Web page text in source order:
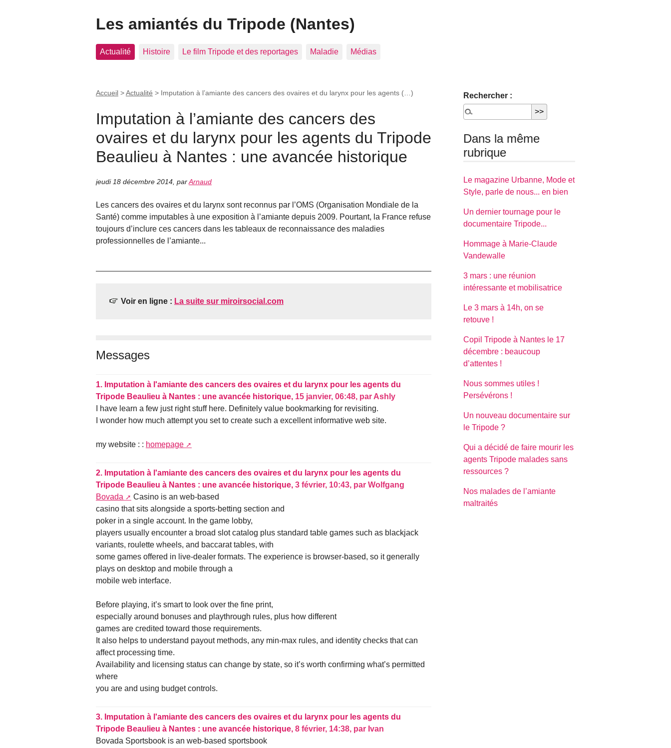
Les amiantés du Tripode (Nantes)
Actualité Histoire Le film Tripode et des reportages Maladie Médias
Accueil >Actualité > Imputation à l’amiante des cancers des ovaires et du larynx pour les agents (…)
Imputation à l’amiante des cancers des
ovaires et du larynx pour les agents du Tripode
Beaulieu à Nantes : une avancée historique
jeudi 18 décembre 2014 parArnaud
Les cancers des ovaires et du larynx sont reconnus par l’OMS (Organisation Mondiale de la
Santé) comme imputables à une exposition à l’amiante depuis 2009. Pourtant, la France refuse
toujours d’inclure ces cancers dans les tableaux de reconnaissance des maladies
professionnelles de l’amiante...
Voir en ligne : La suite sur miroirsocial.com
Messages
1. Imputation à l'amiante des cancers des ovaires et du larynx pour les agents du
Tripode Beaulieu à Nantes : une avancée historique, 15 janvier, 06:48, par Ashly
I have learn a few just right stuff here. Definitely value bookmarking for revisiting.
I wonder how much attempt you set to create such a excellent informative web site.
my website : : homepage
2. Imputation à l'amiante des cancers des ovaires et du larynx pour les agents du
Tripode Beaulieu à Nantes : une avancée historique, 3 février, 10:43, par Wolfgang
Bovada
Casino is an web-based
casino that sits alongside a sports-betting section and
poker in a single account. In the game lobby,
players usually encounter a broad slot catalog plus standard table games such as blackjack
variants, roulette wheels, and baccarat tables, with
some games offered in live-dealer formats. The experience is browser-based, so it generally
plays on desktop and mobile through a
mobile web interface.
Before playing, it’s smart to look over the fine print,
especially around bonuses and playthrough rules, plus how different
games are credited toward those requirements.
It also helps to understand payout methods, any min-max rules, and identity checks that can
affect processing time.
Availability and licensing status can change by state, so it’s worth confirming what’s permitted
where
you are and using budget controls.
3. Imputation à l'amiante des cancers des ovaires et du larynx pour les agents du
Tripode Beaulieu à Nantes : une avancée historique, 8 février, 14:38, par Ivan
Bovada Sportsbook is an web-based sportsbook
Rechercher :
Dans la même
rubrique
Le magazine Urbanne, Mode et
Style, parle de nous... en bien
Un dernier tournage pour le
documentaire Tripode...
Hommage à Marie-Claude
Vandewalle
3 mars : une réunion
intéressante et mobilisatrice
Le 3 mars à 14h, on se
retouve !
Copil Tripode à Nantes le 17
décembre : beaucoup
d’attentes !
Nous sommes utiles !
Persévérons !
Un nouveau documentaire sur
le Tripode ?
Qui a décidé de faire mourir les
agents Tripode malades sans
ressources ?
Nos malades de l’amiante
maltraités